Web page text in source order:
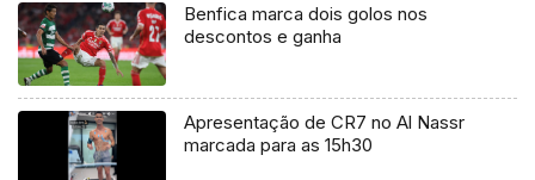
Benfica marca dois golos nos
descontos e ganha
Apresentação de CR7 no Al Nassr
marcada para as 15h30